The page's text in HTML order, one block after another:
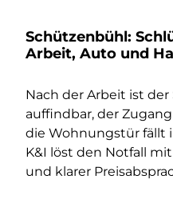
Schützenbühl:
Arbeit, Auto und
Nach der Arbeit ist
auffindbar, der
die Wohnungstür fällt
K&I löst den Notfall
und klarer